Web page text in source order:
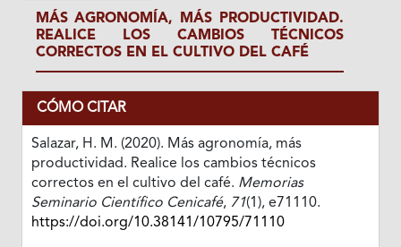
MÁS AGRONOMÍA, MÁS PRODUCTIVIDAD.
REALICE LOS CAMBIOS TÉCNICOS
CORRECTOS EN EL CULTIVO DEL CAFÉ
CÓMO CITAR
Salazar, H. M. (2020). Más agronomía, más
productividad. Realice los cambios técnicos
correctos en el cultivo del café. Memorias
Seminario Científico Cenicafé, 71(1), e71110.
https://doi.org/10.38141/10795/71110